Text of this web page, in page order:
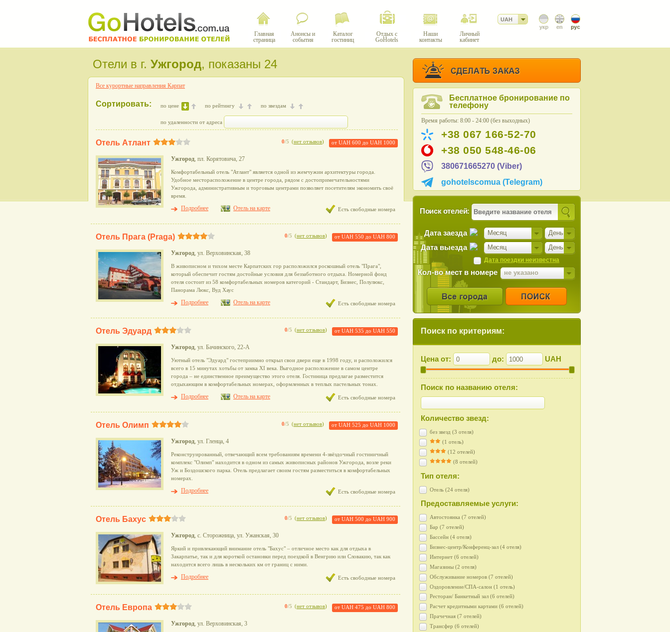
Главная
страница
Анонсы и
события
Каталог
гостиниц
Отдых с
GoHotels
Наши
контакты
Личный
кабинет
UAH
Отели в г. Ужгород, показаны 24
Все курортные направления Карпат
Сортировать: по цене по рейтингу по звездам
по удаленности от адреса
0/5 (нет отзывов) от UAH 600 до UAH 1000
Отель Атлант
Ужгород, пл. Корятовича, 27
Комфортабельный отель "Атлант" является одной из жемчужин архитектуры города.
Удобное месторасположение в центре города, рядом с достопримечательностями
Ужгорода, административным и торговым центрами позволяет посетителям экономить своё
время.
Подробнее Отель на карте Есть свободные номера
0/5 (нет отзывов) от UAH 550 до UAH 800
Отель Прага (Praga)
Ужгород, ул. Верховинская, 38
В живописном и тихом месте Карпатских гор расположился роскошный отель "Прага",
который обеспечит гостям достойные условия для беззаботного отдыха. Номерной фонд
отеля состоит из 58 комфортабельных номеров категорий - Стандарт, Бизнес, Полулюкс,
Панорама Люкс, Вуд Хаус
Подробнее Отель на карте Есть свободные номера
0/5 (нет отзывов) от UAH 535 до UAH 550
Отель Эдуард
Ужгород, ул. Бачинского, 22-А
Уютный отель "Эдуард" гостеприимно открыл свои двери еще в 1998 году, и расположился
всего в 15 минутах хотьбы от замка XІ века. Выгодное расположение в самом центре
города – не единственное преимущество этого отеля. Гостиница предлагае разместится
отдыхающим в комфортабельных номерах, оформленных в теплых пастельных тонах.
Подробнее Отель на карте Есть свободные номера
0/5 (нет отзывов) от UAH 525 до UAH 1000
Отель Олимп
Ужгород, ул. Гленца, 4
Реконструированный, отвечающий всем требованиям времени 4-звёздочный гостиничный
комплекс "Олимп" находится в одном из самых живописных районов Ужгорода, возле реки
Уж и Боздошского парка. Отель предлагает своим гостям разместиться в комфортабельных
номерах.
Подробнее Есть свободные номера
0/5 (нет отзывов) от UAH 500 до UAH 900
Отель Бахус
Ужгород, с. Сторожница, ул. Ужанская, 30
Яркий и привлекающий внимание отель "Бахус" – отличное место как для отдыха в
Закарпатье, так и для короткой остановки перед поездкой в Венгрию или Словакию, так как
находится всего лишь в нескольких км от границ с ними.
Подробнее Есть свободные номера
0/5 (нет отзывов) от UAH 475 до UAH 800
Отель Европа
Ужгород, ул. Верховинская, 3
Бесплатное бронирование по
телефону
Время работы: 8:00 - 24:00 (без выходных)
+38 067 166-52-70
+38 050 548-46-06
380671665270 (Viber)
gohotelscomua (Telegram)
Поиск отелей:
Месяц День
Дата заезда
Месяц День
Дата выезда
Дата поездки неизвестна
Кол-во мест в номере не указано
Поиск по критериям:
Цена от: до: UAH
Поиск по названию отеля:
Количество звезд:
без звезд (3 отеля)
(1 отель)
(12 отелей)
(8 отелей)
Тип отеля:
Отель (24 отеля)
Предоставляемые услуги:
Автостоянка (7 отелей)
Бар (7 отелей)
Бассейн (4 отеля)
Бизнес-центр/Конференц-зал (4 отеля)
Интернет (6 отелей)
Магазины (2 отеля)
Обслуживание номеров (7 отелей)
Оздоровление/СПА-салон (1 отель)
Ресторан/ Банкетный зал (6 отелей)
Расчет кредитными картами (6 отелей)
Прачечная (7 отелей)
Трансфер (6 отелей)